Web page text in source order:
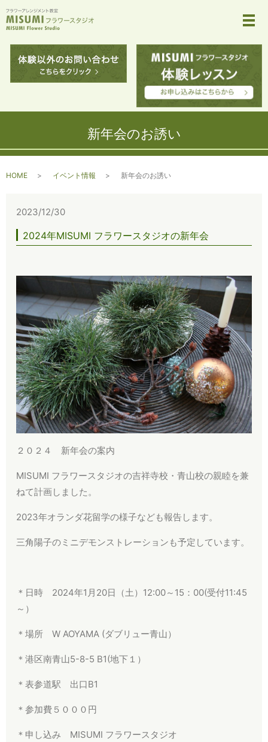
メ
新年会のお誘い
HOME イベント情報 新年会のお誘い
2023/12/30
2024年MISUMI フラワースタジオの新年会
２０２４ 新年会の案内
MISUMI フラワースタジオの吉祥寺校・青山校の親睦を兼
ねて計画しました。
2023年オランダ花留学の様子なども報告します。
三角陽子のミニデモンストレーションも予定しています。
＊日時 2024年1月20日（土）12:00～15：00(受付11:45
～）
＊場所 W AOYAMA (ダブリュー青山）
＊港区南青山5-8-5 B1(地下１）
＊表参道駅 出口B1
＊参加費５０００円
＊申し込み MISUMI フラワースタジオ